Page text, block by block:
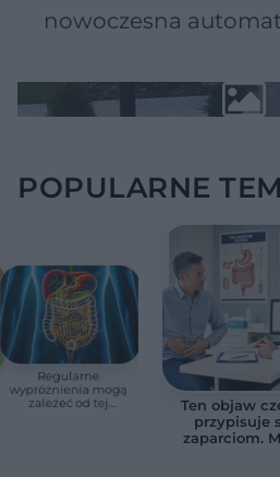
nowoczesna
POPULARNE
Regularne
wypróżnienia mogą
zależeć od tej
Ten objaw
przypisuje
zaparciom.